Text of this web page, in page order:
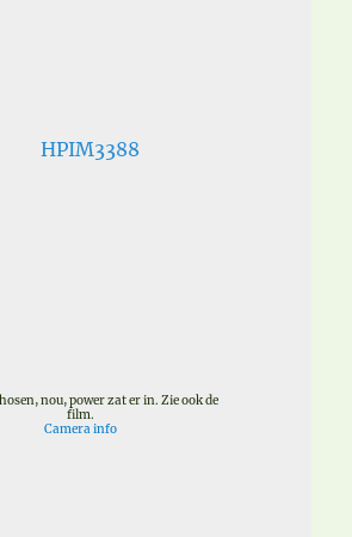
nou, power zat er in. Zie ook de
film.
Camera info